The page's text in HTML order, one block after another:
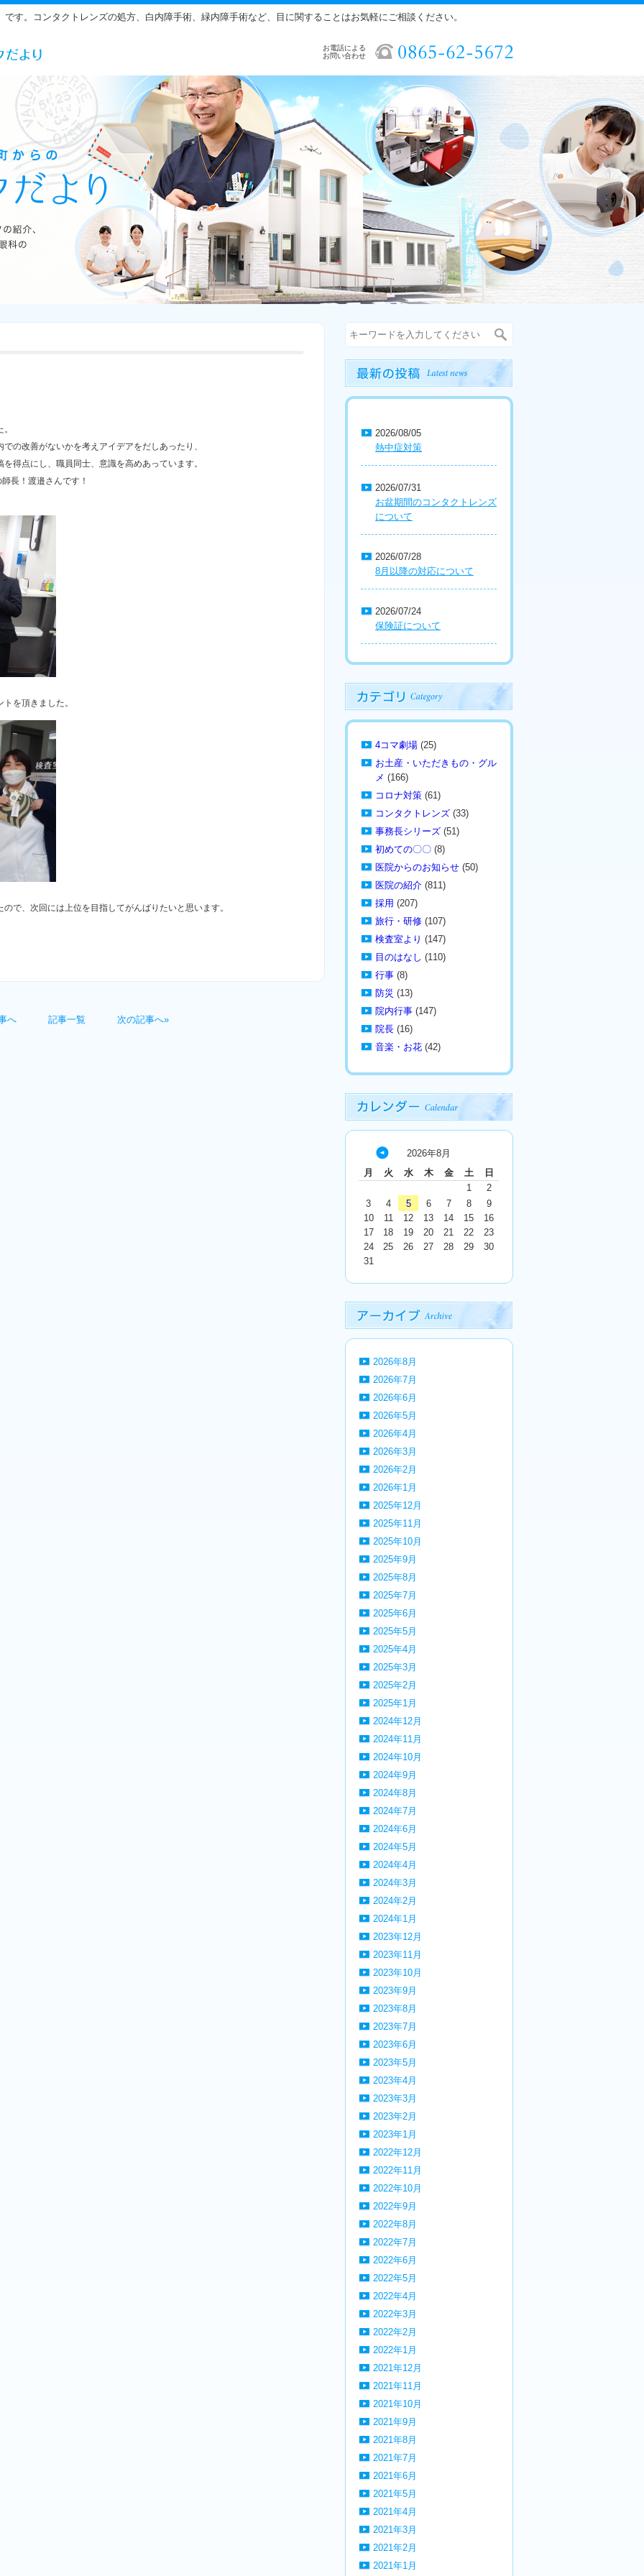
す。コンタクトレンズの処方、白内障手術、緑内障手術など、目に関することはお気軽にご相談ください。
お電話による
お問い合わせ
の改善がないかを考えアイデアをだしあったり、
得点にし、職員同士、意識を高めあっています。
長！渡邉さんです！
を頂きました。
で、次回には上位を目指してがんばりたいと思います。
へ 記事一覧 次の記事へ»
2026/08/05
熱中症対策
2026/07/31
お盆期間のコンタクトレンズ
について
2026/07/28
8月以降の対応について
2026/07/24
保険証について
4コマ劇場 (25)
お土産・いただきもの・グル
メ (166)
コロナ対策 (61)
コンタクトレンズ (33)
事務長シリーズ (51)
初めての〇〇 (8)
医院からのお知らせ (50)
医院の紹介 (811)
採用 (207)
旅行・研修 (107)
検査室より (147)
目のはなし (110)
行事 (8)
防災 (13)
院内行事 (147)
院長 (16)
音楽・お花 (42)
2026年8月
月
火 水 木 金 土 日
« 7
月
1
2
3
4 5 6 7 8
9
10
11 12 13 14 15
16
17
18 19 20 21 22
23
24
25 26 27 28 29
30
31
2026年8月
2026年7月
2026年6月
2026年5月
2026年4月
2026年3月
2026年2月
2026年1月
2025年12月
2025年11月
2025年10月
2025年9月
2025年8月
2025年7月
2025年6月
2025年5月
2025年4月
2025年3月
2025年2月
2025年1月
2024年12月
2024年11月
2024年10月
2024年9月
2024年8月
2024年7月
2024年6月
2024年5月
2024年4月
2024年3月
2024年2月
2024年1月
2023年12月
2023年11月
2023年10月
2023年9月
2023年8月
2023年7月
2023年6月
2023年5月
2023年4月
2023年3月
2023年2月
2023年1月
2022年12月
2022年11月
2022年10月
2022年9月
2022年8月
2022年7月
2022年6月
2022年5月
2022年4月
2022年3月
2022年2月
2022年1月
2021年12月
2021年11月
2021年10月
2021年9月
2021年8月
2021年7月
2021年6月
2021年5月
2021年4月
2021年3月
2021年2月
2021年1月